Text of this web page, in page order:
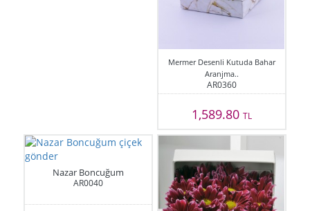
Mermer Desenli Kutuda Bahar
Aranjma..
AR0360
1,589.80 TL
Nazar Boncuğum
AR0040